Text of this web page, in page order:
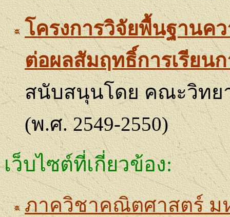
โครงการวิจัยพื้นฐานค
ต่อผลสัมฤทธิ์การเรียน
สนับสนุนโดย คณะวิทย
(พ.ศ. 2549-2550)
เว็บไซต์ที่เกี่ยวข้อง:
ภาควิชาคณิตศาสตร์ ม